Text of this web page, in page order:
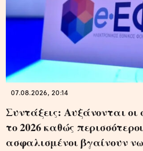
07.08.2026, 20:14
Συντάξεις: Αυξάνονται οι
το 2026 καθώς περισσότεροι
ασφαλισμένοι βγαίνουν